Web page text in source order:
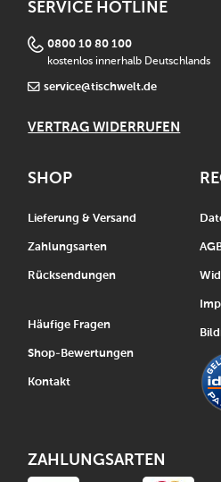
SERVICE HOTLINE
0800 10 80 100
kostenlos innerhalb Deutschlands
service@tischwelt.de
VERTRAG WIDERRUFEN
SHOP
Lieferung & Versand
Zahlungsarten
Rücksendungen
Häufige Fragen
Shop-Bewertungen
Kontakt
ZAHLUNGSARTEN